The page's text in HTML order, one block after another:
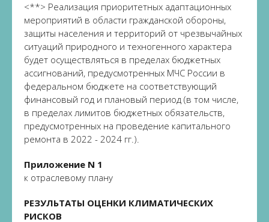
<**> Реализация приоритетных адаптационных
мероприятий в области гражданской обороны,
защиты населения и территорий от чрезвычайных
ситуаций природного и техногенного характера
будет осуществляться в пределах бюджетных
ассигнований, предусмотренных МЧС России в
федеральном бюджете на соответствующий
финансовый год и плановый период (в том числе,
в пределах лимитов бюджетных обязательств,
предусмотренных на проведение капитального
ремонта в 2022 - 2024 гг.).
Приложение N 1
к отраслевому плану
РЕЗУЛЬТАТЫ ОЦЕНКИ КЛИМАТИЧЕСКИХ
РИСКОВ